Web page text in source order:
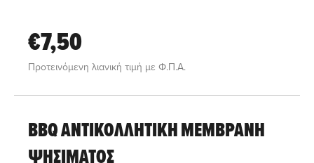
€7,50
Προτεινόμενη λιανική τιμή με Φ.Π.Α.
BBQ ΑΝΤΙΚΟΛΛΗΤΙΚΗ ΜΕΜΒΡΑΝΗ
ΨΗΣΙΜΑΤΟΣ